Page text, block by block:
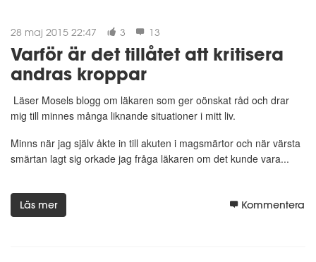
28 maj 2015 22:47 3 13
Varför är det tillåtet att kritisera
andras kroppar
Läser Mosels blogg om läkaren som ger oönskat råd och drar
mig till minnes många liknande situationer i mitt liv.
Minns när jag själv åkte in till akuten i magsmärtor och när värsta
smärtan lagt sig orkade jag fråga läkaren om det kunde vara...
Läs mer Kommentera